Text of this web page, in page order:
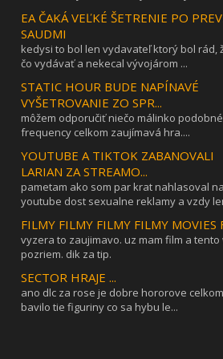
EA ČAKÁ VEĽKÉ ŠETRENIE PO
SAUDMI
kedysi to bol len vydavateľ ktorý bol rád,
čo vydávať a nekecal vývojárom ...
STATIC HOUR BUDE NAPÍNAVÉ
VYŠETROVANIE ZO SPR...
môžem odporučiť niečo málinko
frequency celkom zaujímavá hra....
YOUTUBE A TIKTOK ZABANOVALI
LARIAN ZA STREAMO...
pametam ako som par krat nahlasoval na
youtube dost sexualne reklamy a vzdy
FILMY FILMY FILMY FILMY MOVIES
vyzera to zaujimavo. uz mam film a tento
pozriem. dik za tip.
SECTOR HRAJE ...
ano dlc za rose je dobre hororove
bavilo tie figuriny co sa hybu le...